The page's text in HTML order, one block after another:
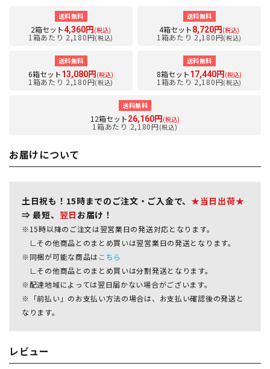
送料無料
2箱セット4,360円 (税込)
1箱あたり 2,180円(税込)
送料無料
4箱セット8,720円 (税込)
1箱あたり 2,180円(税込)
送料無料
6箱セット13,080円 (税込)
1箱あたり 2,180円(税込)
送料無料
8箱セット17,440円 (税込)
1箱あたり 2,180円(税込)
送料無料
12箱セット26,160円 (税込)
1箱あたり 2,180円(税込)
お届けについて
土日祝も！15時までのご注文・ご入金で、 ★当日出荷★
⇒ 最短、 翌日 お届け！
※15時以降のご注文は翌営業日の発送対応となります。
∟その他商品とのまとめ買いは翌営業日の発送となります。
※同梱が可能な商品はこちら
∟その他商品とのまとめ買いは分割発送となります。
※配達地域によっては翌日届かない場合がございます。
※「前払い」のお支払い方法の場合は、お支払い確認後の発送と
なります。
レビュー